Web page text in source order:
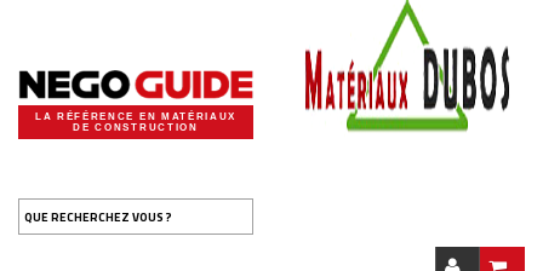
LA RÉFÉRENCE EN MATÉRIAUX
DE CONSTRUCTION
QUE RECHERCHEZ VOUS ?